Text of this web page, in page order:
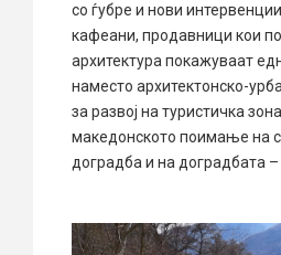
со ѓубре и нови
кафеани, продавници кои по
архитектура покажуваат
наместо архитектонско-
за развој на туристичка
македонското поимање на
доградба и на доградбата –